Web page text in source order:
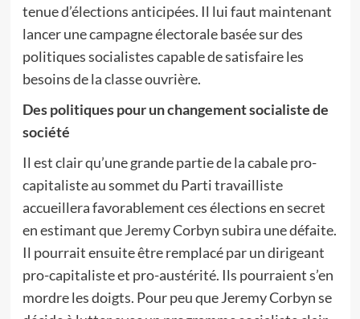
tenue d’élections anticipées. Il lui faut maintenant
lancer une campagne électorale basée sur des
politiques socialistes capable de satisfaire les
besoins de la classe ouvrière.
Des politiques pour un changement socialiste de
société
Il est clair qu’une grande partie de la cabale pro-
capitaliste au sommet du Parti travailliste
accueillera favorablement ces élections en secret
en estimant que Jeremy Corbyn subira une défaite.
Il pourrait ensuite être remplacé par un dirigeant
pro-capitaliste et pro-austérité. Ils pourraient s’en
mordre les doigts. Pour peu que Jeremy Corbyn se